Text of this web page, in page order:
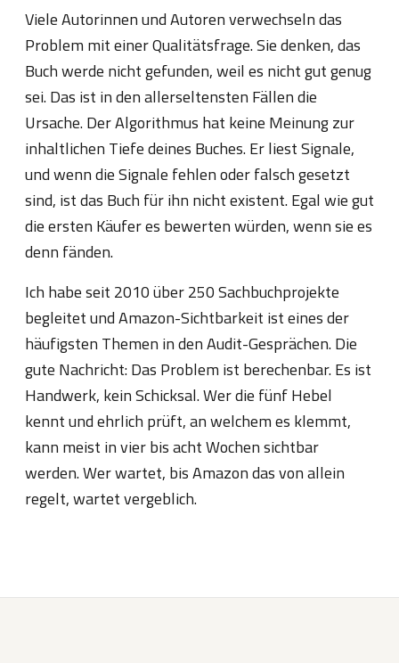
Viele Autorinnen und Autoren verwechseln das
Problem mit einer Qualitätsfrage. Sie denken, das
Buch werde nicht gefunden, weil es nicht gut genug
sei. Das ist in den allerseltensten Fällen die
Ursache. Der Algorithmus hat keine Meinung zur
inhaltlichen Tiefe deines Buches. Er liest Signale,
und wenn die Signale fehlen oder falsch gesetzt
sind, ist das Buch für ihn nicht existent. Egal wie gut
die ersten Käufer es bewerten würden, wenn sie es
denn fänden.
Ich habe seit 2010 über 250 Sachbuchprojekte
begleitet und Amazon-Sichtbarkeit ist eines der
häufigsten Themen in den Audit-Gesprächen. Die
gute Nachricht: Das Problem ist berechenbar. Es ist
Handwerk, kein Schicksal. Wer die fünf Hebel
kennt und ehrlich prüft, an welchem es klemmt,
kann meist in vier bis acht Wochen sichtbar
werden. Wer wartet, bis Amazon das von allein
regelt, wartet vergeblich.